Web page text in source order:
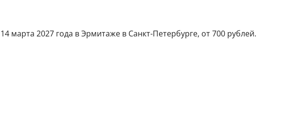
марта 2027 года в Эрмитаже в Санкт-Петербурге, от 700 рублей.